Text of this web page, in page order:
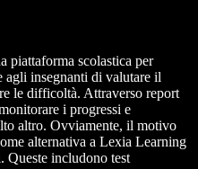
piattaforma scolastica per
agli insegnanti di valutare il
le difficoltà. Attraverso report
i progressi e
altro. Ovviamente, il motivo
alternativa a Lexia Learning
Queste includono test